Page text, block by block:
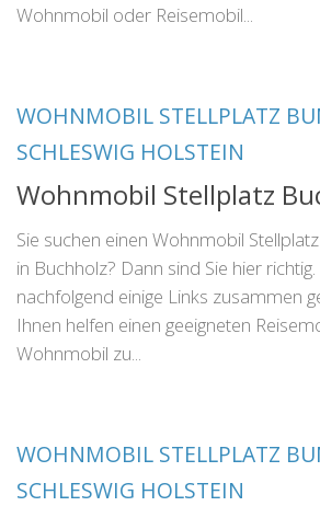
Wohnmobil oder Reisemobil...
WOHNMOBIL STELLPLATZ
SCHLESWIG HOLSTEIN
Wohnmobil Stellplatz
Sie suchen einen Wohnmobil
in Buchholz? Dann sind Sie hier
nachfolgend einige Links zusammen
Ihnen helfen einen geeigneten
Wohnmobil zu...
WOHNMOBIL STELLPLATZ
SCHLESWIG HOLSTEIN